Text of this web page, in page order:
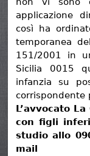
applicazione
così ha
temporanea
151/2001 in
Sicilia 0015
infanzia su
corrispondente
L’avvocato
con figli
studio allo